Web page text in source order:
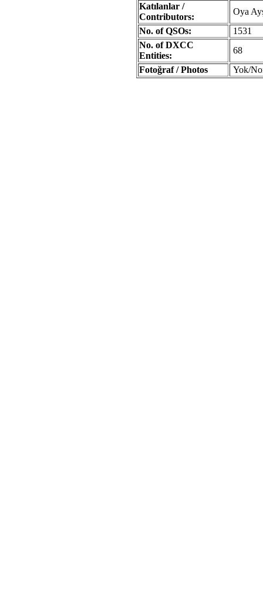
Katılanlar /
Contributors:
Oya
No. of QSOs:
1531
No. of DXCC
Entities:
68
Fotoğraf / Photos
Yok/